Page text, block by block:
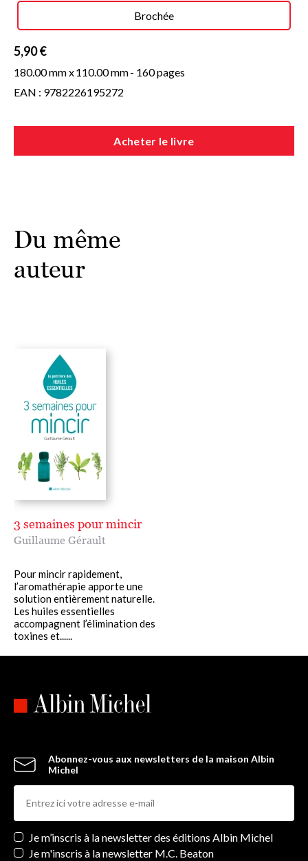
en diffusion atmosphérique, en bain ou en massage suffiront
pour que Bébé retrouve la pleine forme.
Des réponses simples et immédiates
Brochée
5,90 €
180.00 mm x110.00 mm- 160 pages
EAN : 9782226195272
Acheter le livre
Du même
auteur
3 semaines pour mincir
Guillaume Gérault
Pour mincir rapidement,
l’aromathérapie apporte une
solution entièrement naturelle.
Les huiles essentielles
accompagnent l’élimination des
toxines et......
Abonnez-vous aux newsletters de la maison Albin
Michel
Newsletters
Je m’inscris à la newsletter des éditions Albin Michel
Je m'inscris à la newsletter M.C. Beaton